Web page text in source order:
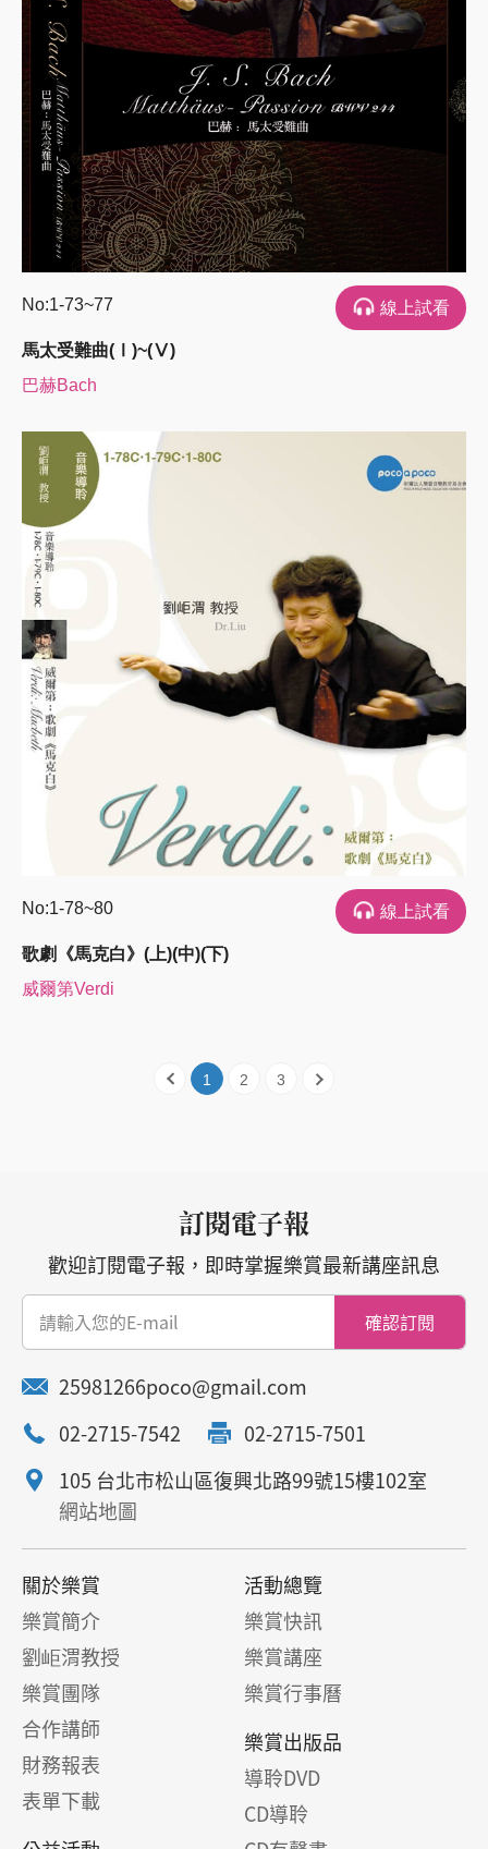
No:1-73~77 線上試看
馬太受難曲(Ⅰ)~(Ⅴ)
巴赫Bach
No:1-78~80 線上試看
歌劇《馬克白》(上)(中)(下)
威爾第Verdi
1 2 3
訂閱電子報
歡迎訂閱電子報，即時掌握樂賞最新講座訊息
確認訂閱
25981266poco@gmail.com
02-2715-7542
02-2715-7501
105 台北市松山區復興北路99號15樓102室
網站地圖
關於樂賞
樂賞簡介
劉岠渭教授
樂賞團隊
合作講師
財務報表
表單下載
活動總覽
樂賞快訊
樂賞講座
樂賞行事曆
樂賞出版品
導聆DVD
CD導聆